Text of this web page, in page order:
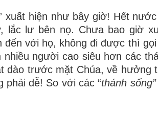
xuất hiện như bây giờ! Hết
lắc lư bên nọ. Chưa bao giờ
với họ, không đi được thì
người cao siêu hơn các
trước mặt Chúa, về hưởng
phải dễ! So với các “thánh sống”